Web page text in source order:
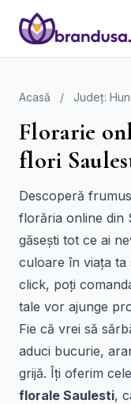
Acasă / Județ:
Florarie
flori
Descoperă
florăria online din
găsești tot ce ai
culoare în viața ta
click, poți
tale vor ajunge
Fie că vrei să
aduci bucurie,
grijă. Îți oferim
florale Saulesti,